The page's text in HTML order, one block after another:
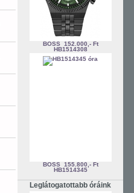
BOSS 152.000,- Ft
HB1514308
BOSS 155.800,- Ft
HB1514345
Leglátogatottabb óráink